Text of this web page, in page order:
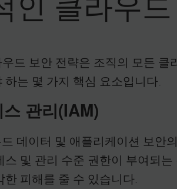
드 보안 전략은 조직의 모든
하는 몇 가지 핵심 요소입니다.
관리(IAM)
데이터 및 애플리케이션 보안
스 및 관리 수준 권한이 부여되
피해를 줄 수 있습니다.